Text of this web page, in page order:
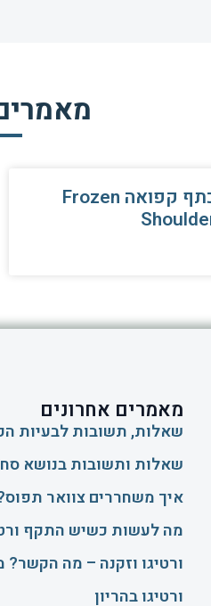
כתף קפואה Frozen
מאמרים אחרונים
שאלות, תשובות לבעיות
שאלות ותשובות בנושא
איך משחררים צוואר
​מה לעשות כשיש התקף
ורטיגו וזקנה – מה
ורטיגו בהריון